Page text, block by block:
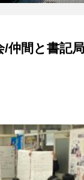
/仲間と書記局